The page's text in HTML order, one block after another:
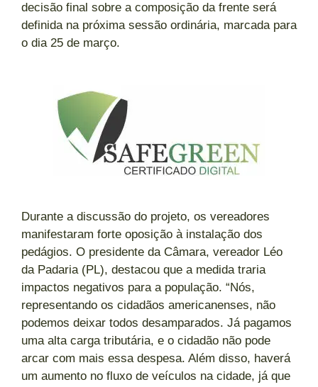
decisão final sobre a composição da frente será
definida na próxima sessão ordinária, marcada para
o dia 25 de março.
Durante a discussão do projeto, os vereadores
manifestaram forte oposição à instalação dos
pedágios. O presidente da Câmara, vereador Léo
da Padaria (PL), destacou que a medida traria
impactos negativos para a população. “Nós,
representando os cidadãos americanenses, não
podemos deixar todos desamparados. Já pagamos
uma alta carga tributária, e o cidadão não pode
arcar com mais essa despesa. Além disso, haverá
um aumento no fluxo de veículos na cidade, já que